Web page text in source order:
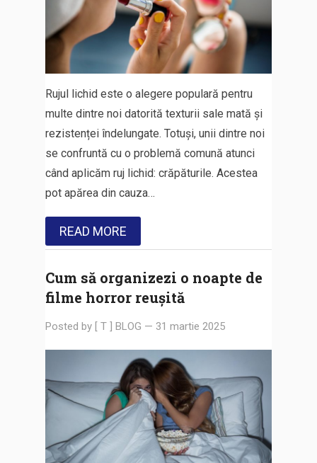
Rujul lichid este o alegere populară pentru
multe dintre noi datorită texturii sale mată și
rezistenței îndelungate. Totuși, unii dintre noi
se confruntă cu o problemă comună atunci
când aplicăm ruj lichid: crăpăturile. Acestea
pot apărea din cauza…
READ MORE
Cum să organizezi o noapte de
filme horror reușită
Posted by [ T ] BLOG — 31 martie 2025